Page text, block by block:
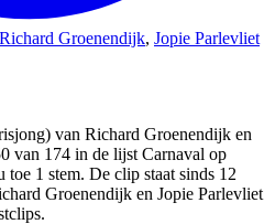
Richard Groenendijk, Jopie Parlevliet
van Richard Groenendijk en
van 174 in de lijst Carnaval op
1 stem. De clip staat sinds 12
Groenendijk en Jopie Parlevliet